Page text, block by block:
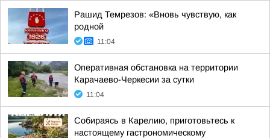
Рашид Темрезов: «Вновь чувствую, как
родной
11:04
Оперативная обстановка на территории
Карачаево-Черкесии за сутки
11:04
Собираясь в Карелию, приготовьтесь к
настоящему гастрономическому